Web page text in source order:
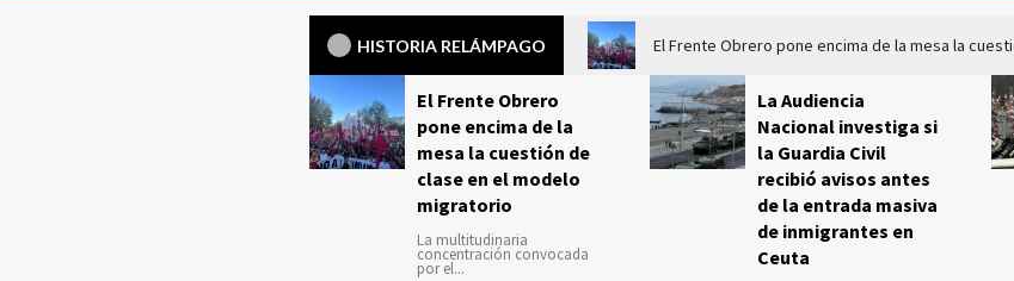
HISTORIA RELÁMPAGO El Frente Obrero pone encima de la mesa la
El Frente Obrero
pone encima de la
mesa la cuestión de
clase en el modelo
migratorio
La multitudinaria
concentración convocada
por el...
La Audiencia
Nacional investiga si
la Guardia Civil
recibió avisos antes
de la entrada masiva
de inmigrantes en
Ceuta